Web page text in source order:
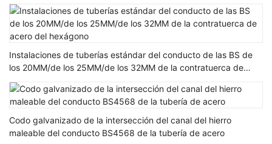
Instalaciones de tuberías estándar del conducto de las BS de
los 20MM/de los 25MM/de los 32MM de la contratuerca de
acero del hexágono
Codo galvanizado de la intersección del canal del hierro
maleable del conducto BS4568 de la tubería de acero